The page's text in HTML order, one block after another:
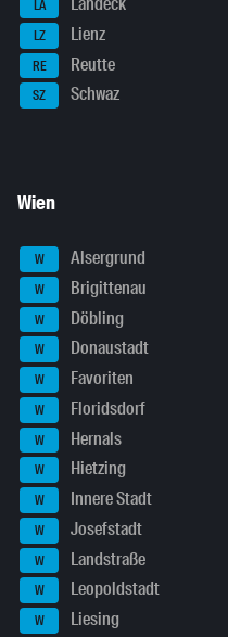
LA
LZ Lienz
RE Reutte
SZ Schwaz
Wien
W Alsergrund
W Brigittenau
W Döbling
W Donaustadt
W Favoriten
W Floridsdorf
W Hernals
W Hietzing
W Innere Stadt
W Josefstadt
W Landstraße
W Leopoldstadt
W Liesing